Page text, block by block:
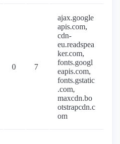
0 7
ajax.google
apis.com,
cdn-
eu.readspea
ker.com,
fonts.googl
eapis.com,
fonts.gstatic
.com,
maxcdn.bo
otstrapcdn.c
om